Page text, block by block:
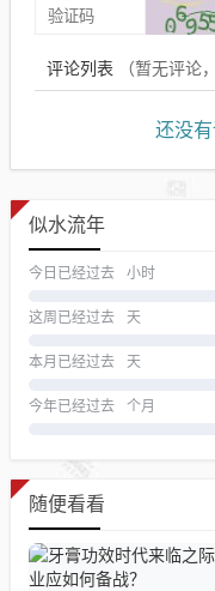
评论列表 （暂无评论，
还没
似水流年
今日已经过去 小时
这周已经过去 天
本月已经过去 天
今年已经过去 个月
随便看看